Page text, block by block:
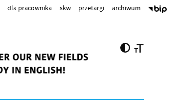
dla pracownika skw przetargi archiwum